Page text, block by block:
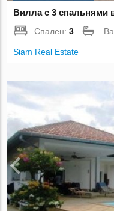
Вилла с 3 спальнями
Спален:3
Siam Real Estate